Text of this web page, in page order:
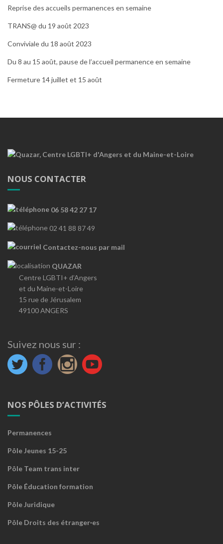
Reprise des accueils permanences en semaine
TRANS@ du 19 août 2023
Conviviale du 18 août 2023
Du 8 au 15 août, pause de l’accueil permanence en semaine
Fermeture 14 juillet et 15 août
NOUS CONTACTER
06 58 42 27 17
02 41 88 87 49
Contactez-nous par mail
QUAZAR
Centre LGBTI+ d’Angers
et du Maine-et-Loire
15 rue de Jérusalem
49100 ANGERS
Suivez nous sur :
NOS PÔLES D’ACTIVITÉS
Permanences
Pôle Jeunes 15-25
Pôle Team trans inter
Pôle Éducation formation
Pôle Juridique
Pôle Droits des étranger·es